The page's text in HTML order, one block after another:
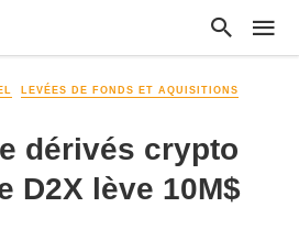
LEVÉES DE FONDS ET AQUISITIONS
dérivés crypto
D2X lève 10M$